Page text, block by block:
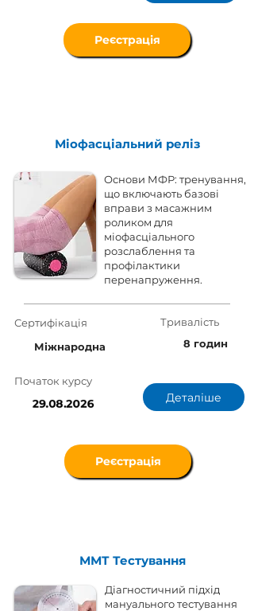
Реєстрація
Міофасціальний реліз
Основи МФР: тренування,
що включають базові
вправи з масажним
роликом для
міофасціального
розслаблення та
профілактики
перенапруження.
Сертифікація
Міжнародна
Тривалість
8 годин
Початок курсу
29.08.2026 Деталіше
Реєстрація
ММТ Тестування
Діагностичний підхід
мануального тестування